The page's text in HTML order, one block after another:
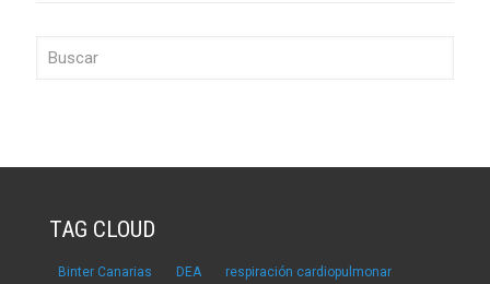
TAG CLOUD
Binter Canarias DEA respiración cardiopulmonar